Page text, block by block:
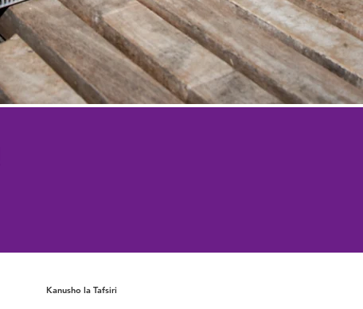
Kanusho la Tafsiri